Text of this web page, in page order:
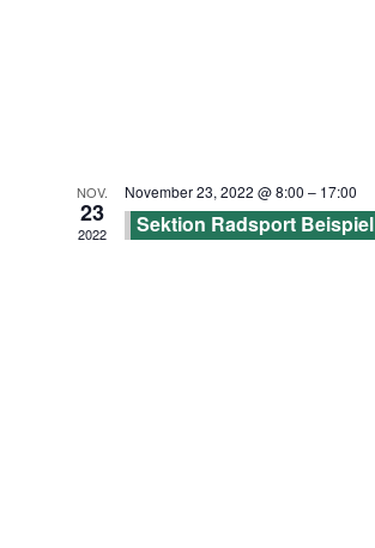
NOV.
23
2022
November 23, 2022 @ 8:00 – 17:00
Sektion Radsport Beispiel